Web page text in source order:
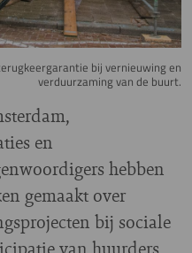
bij vernieuwing en
verduurzaming van de buurt.
en
hebben
gemaakt over
bij sociale
van huurders